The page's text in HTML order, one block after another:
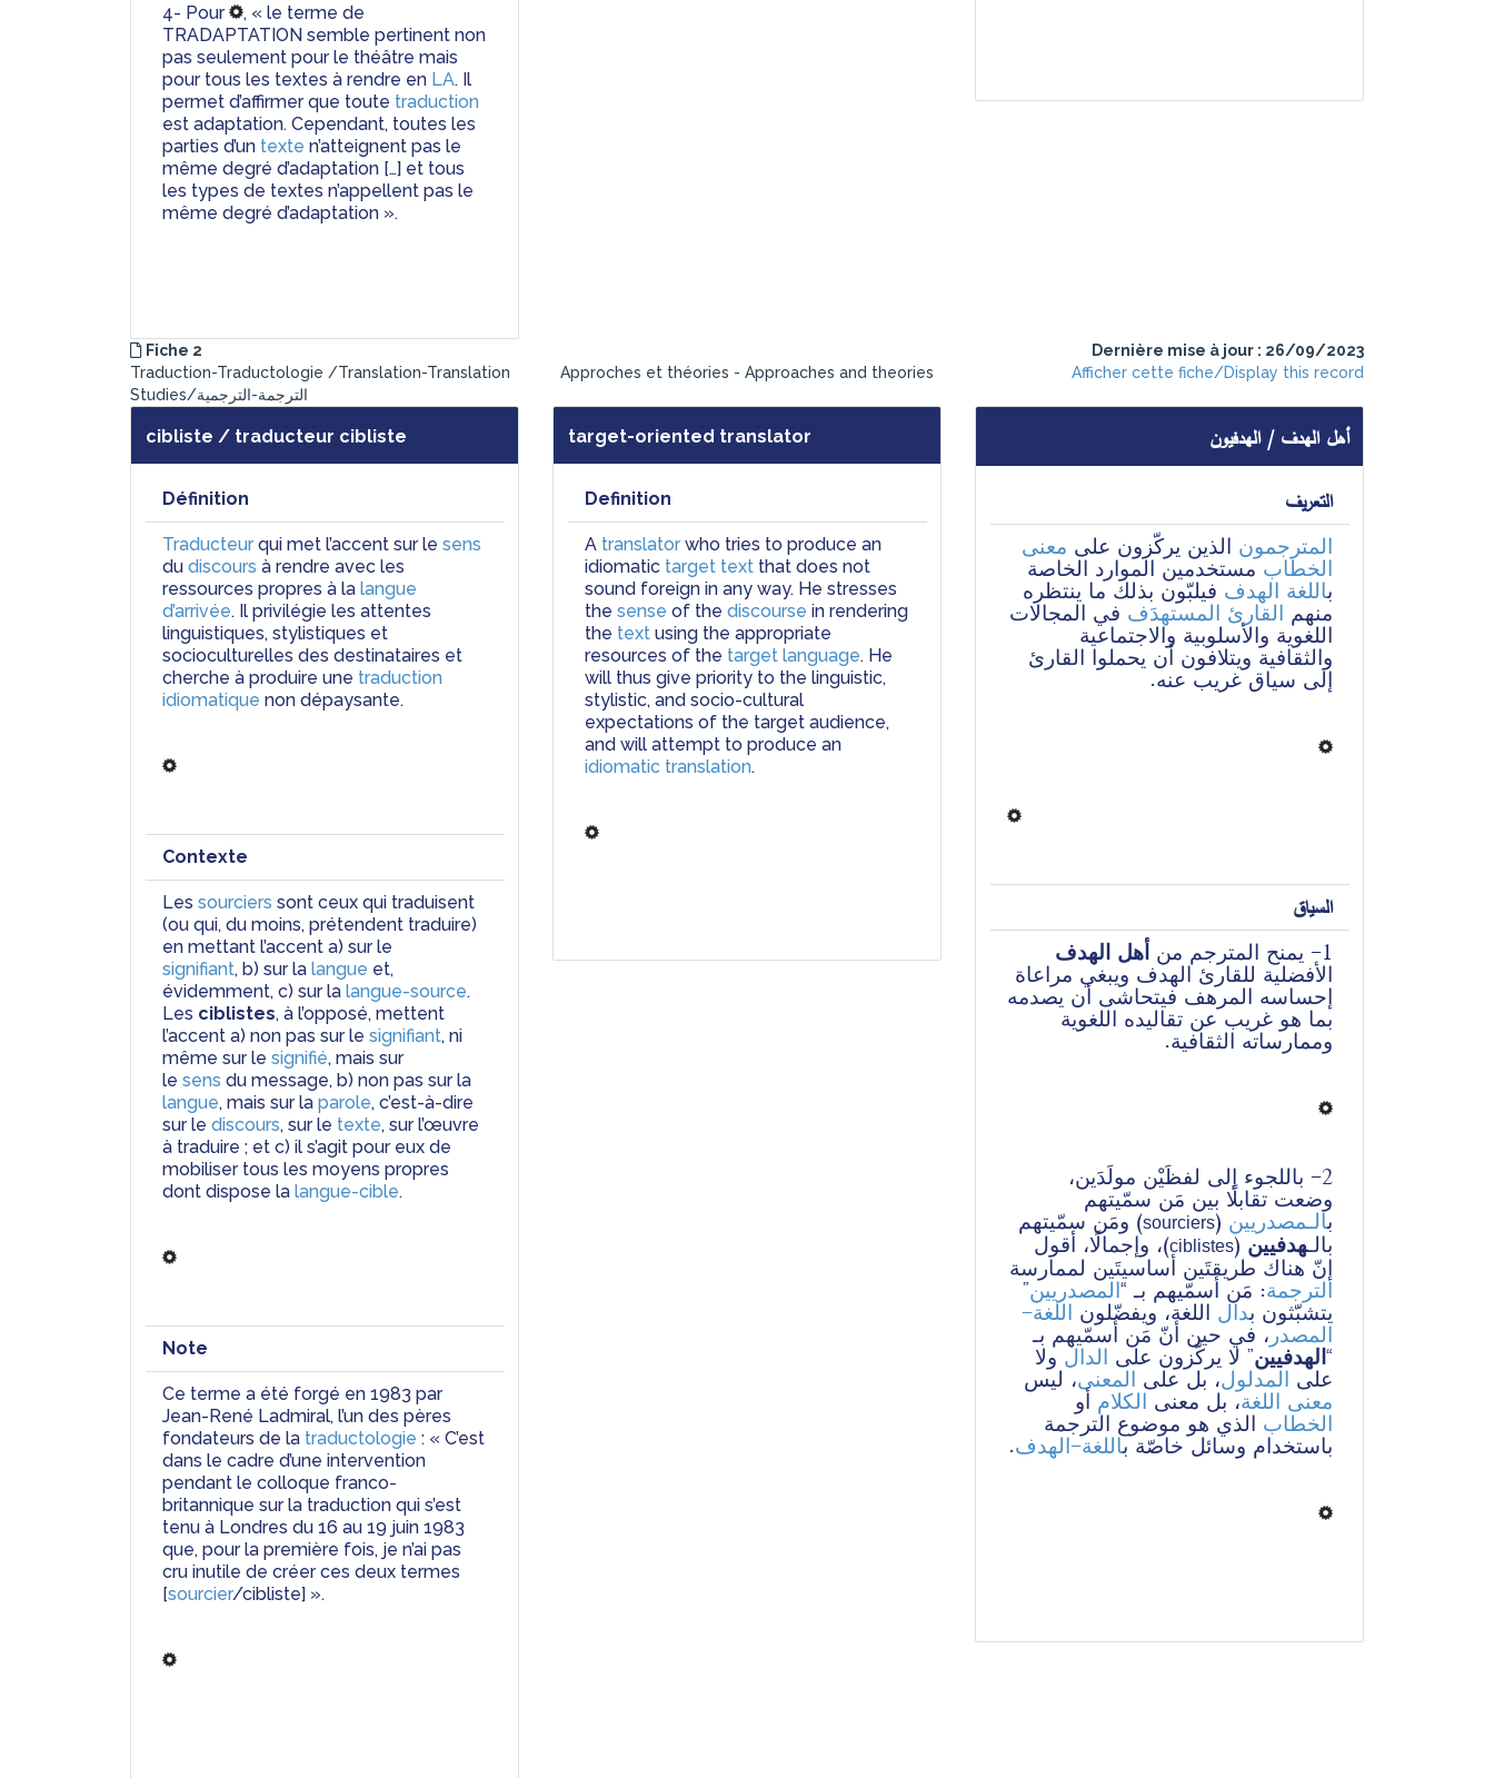
4- Pour
, « le terme de
TRADAPTATION semble pertinent non
pas seulement pour le théâtre mais
pour tous les textes à rendre en LA. Il
permet d’affirmer que toute traduction
est adaptation. Cependant, toutes les
parties d’un texte n’atteignent pas le
même degré d’adaptation […] et tous
les types de textes n’appellent pas le
même degré d’adaptation ».
Fiche 2
Dernière mise à jour : 26/09/2023
Traduction-Traductologie /Translation-Translation
Studies/الترجمة-الترجمية
Approches et théories - Approaches and theories Afficher cette fiche/Display this record
cibliste / traducteur cibliste
Définition
Traducteur qui met l’accent sur le sens
du discours à rendre avec les
ressources propres à la langue
d’arrivée. Il privilégie les attentes
linguistiques, stylistiques et
socioculturelles des destinataires et
cherche à produire une traduction
idiomatique non dépaysante.
Contexte
Les sourciers sont ceux qui traduisent
(ou qui, du moins, prétendent traduire)
signifiant, b) sur la langue et,
évidemment, c) sur la langue-source.
Les ciblistes, à l’opposé, mettent
l’accent a) non pas sur le signifiant, ni
même sur le signifié, mais sur
le sens
du message, b) non pas sur la
langue, mais sur la parole, c’est-à-dire
sur le discours, sur le texte, sur l’œuvre
à traduire ; et c) il s’agit pour eux de
mobiliser tous les moyens propres
dont dispose la langue-cible.
Note
Ce terme a été forgé en 1983 par
Jean-René Ladmiral, l’un des pères
fondateurs de la traductologie : « C’est
dans le cadre d’une intervention
pendant le colloque franco-
britannique sur la traduction qui s’est
tenu à Londres du 16 au 19 juin 1983
que, pour la première fois, je n’ai pas
cru inutile de créer ces deux termes
[sourcier/cibliste] ».
target-oriented translator
Definition
A translator who tries to produce an
idiomatic target text that does not
sound foreign in any way. He stresses
the sense of the discourse in rendering
the text using the appropriate
resources of the target language. He
will thus give priority to the linguistic,
stylistic, and socio-cultural
expectations of the target audience,
and will attempt to produce an
idiomatic translation.
أهل الهدف / الهدفيون
التعريف
المترجمون الذين يركّزون على معنى
الخطاب مستخدمين الموارد الخاصة
باللغة الهدف
منهم القارئ المستهدَف
إلى سياق غريب عنه.
السياق
1- يمنح المترجم من
أهل الهدف
بما هو غريب عن تقاليده اللغوية
وممارساته الثقافية.
وضعت تقابلًا بين مَن سمّيتهم
بالـمصدريين (
sourciers
بالـهدفيين (
ciblistes
إنّ هناك طريقتَين أساسيتَين لممارسة
الترجمة: مَن أسمّيهم بـ “المصدريين
يتشبّثون بدال اللغة، ويفضّلون اللغة-
المصدر ، في حين أنّ مَن أسمّيهم بـ
“الهدفيين” لا يركّزون على الدال
على المدلول، بل على المعنى، ليس
معنى اللغة، بل معنى الكلام أو
الخطاب
باستخدام وسائل خاصّة باللغة-الهدف.